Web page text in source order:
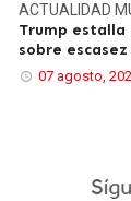
ACTUALIDAD
Trump
sobre
07 agosto,